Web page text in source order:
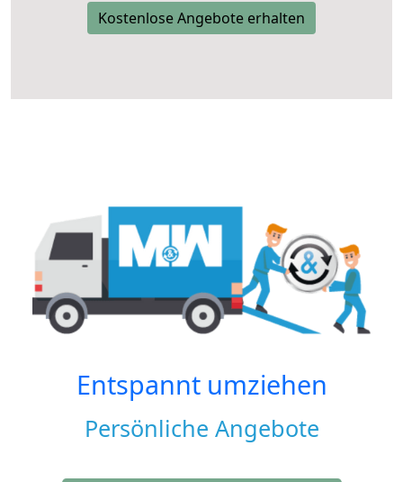
Kostenlose Angebote erhalten
Entspannt umziehen
Persönliche Angebote